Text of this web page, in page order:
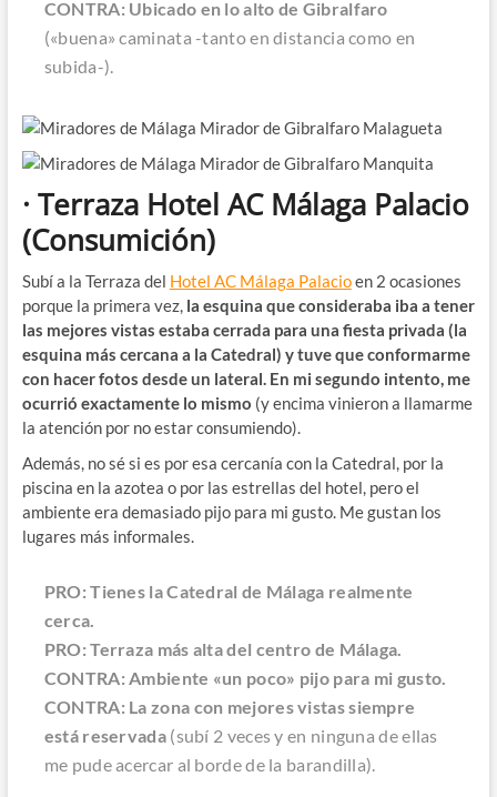
CONTRA: Ubicado en lo alto de Gibralfaro
(«buena» caminata -tanto en distancia como en
subida-).
· Terraza Hotel AC Málaga Palacio
(Consumición)
Subí a la Terraza del Hotel AC Málaga Palacioen 2 ocasiones
porque la primera vez, la esquina que consideraba iba a tener
las mejores vistas estaba cerrada para una fiesta privada (la
esquina más cercana a la Catedral) y tuve que conformarme
con hacer fotos desde un lateral. En mi segundo intento, me
ocurrió exactamente lo mismo (y encima vinieron a llamarme
la atención por no estar consumiendo).
Además, no sé si es por esa cercanía con la Catedral, por la
piscina en la azotea o por las estrellas del hotel, pero el
ambiente era demasiado pijo para mi gusto. Me gustan los
lugares más informales.
PRO: Tienes la Catedral de Málaga realmente
cerca.
PRO: Terraza más alta del centro de Málaga.
CONTRA: Ambiente «un poco» pijo para mi gusto.
CONTRA: La zona con mejores vistas siempre
está reservada(subí 2 veces y en ninguna de ellas
me pude acercar al borde de la barandilla).